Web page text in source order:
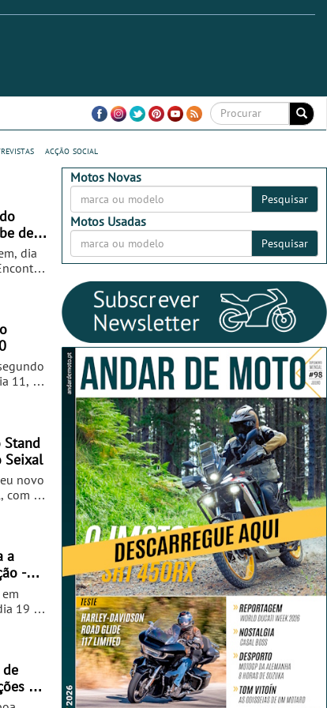
acção social
de
dia
11, o
Stand
Seixal
novo
com a
a
-
19 de
a
em
Motos Novas
Pesquisar
Motos Usadas
Pesquisar